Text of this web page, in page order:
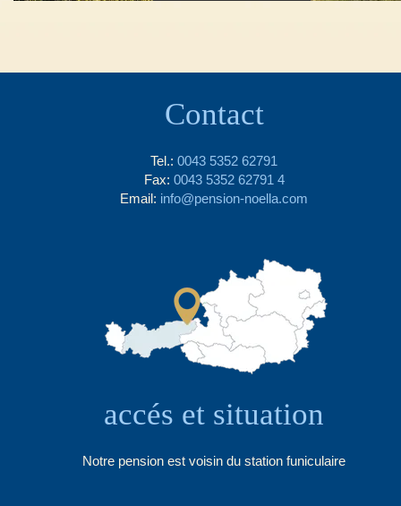
Contact
Tel.: 0043 5352 62791
Fax: 0043 5352 62791 4
Email: info@pension-noella.com
accés et situation
Notre pension est voisin du station funiculaire